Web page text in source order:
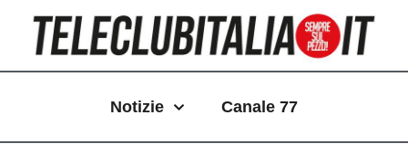
contenuto
Notizie Canale 77